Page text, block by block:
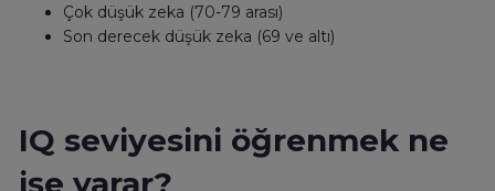
Çok düşük zeka (70-79 arası)
Son derecek düşük zeka (69 ve altı)
IQ seviyesini öğrenmek ne